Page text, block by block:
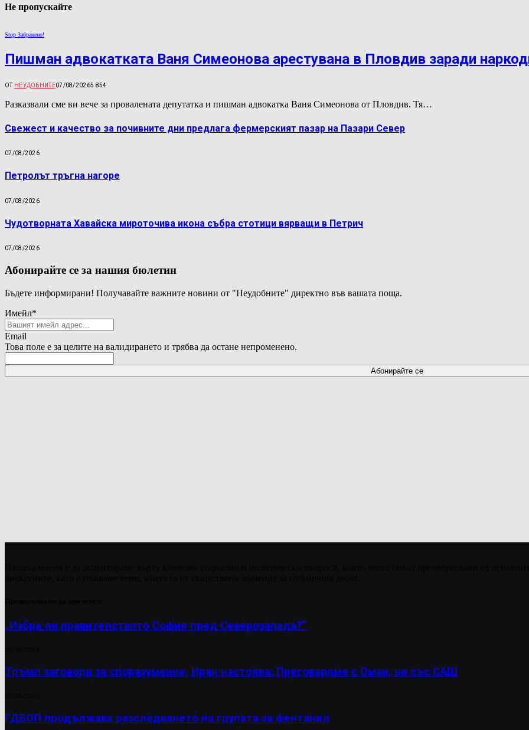
Не пропускайте
Stop Забранено!
Пишман адвокатката Ваня Симеонова арестувана в Пловдив заради
ОТ НЕУДОБНИТЕ07/08/20265 854
Разказвали сме ви вече за провалената депутатка и пишман адвокатка Ваня Симеонова от Пловдив. Тя…
Свежест и качество за почивните дни предлага фермерският пазар на Пазари Север
07/08/2026
Петролът тръгна нагоре
07/08/2026
Чудотворната Хавайска мироточива икона събра стотици вярващи в Петрич
07/08/2026
Абонирайте се за нашия бюлетин
Бъдете информирани! Получавайте важните новини от "Неудобните" директно във вашата поща.
Имейл*
Email
Това поле е за целите на валидирането и трябва да остане непроменено.
„Избра ли правителството София пред Северозапада?“
Тръмп заговори за споразумение, Иран настоява: Преговаряме с Оман, не със САЩ
ГДБОП продължава разследването на групата за фентанил